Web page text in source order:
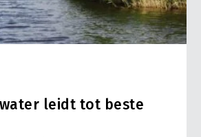
leidt tot beste